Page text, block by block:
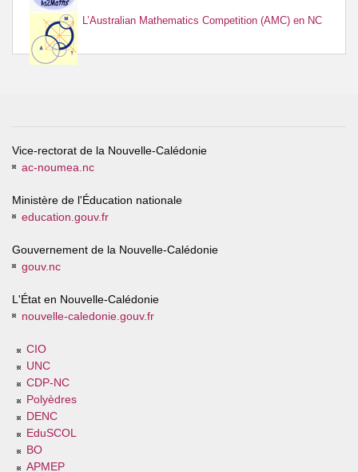
L’Australian Mathematics Competition (AMC) en NC
Vice-rectorat de la Nouvelle-Calédonie
ac-noumea.nc
Ministère de l'Éducation nationale
education.gouv.fr
Gouvernement de la Nouvelle-Calédonie
gouv.nc
L'État en Nouvelle-Calédonie
nouvelle-caledonie.gouv.fr
CIO
UNC
CDP-NC
Polyèdres
DENC
EduSCOL
BO
APMEP